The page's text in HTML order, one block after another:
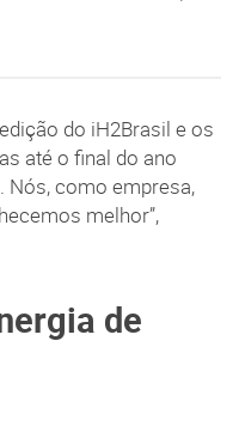
do iH2Brasil e os
até o final do ano
Nós, como empresa,
melhor”,
de